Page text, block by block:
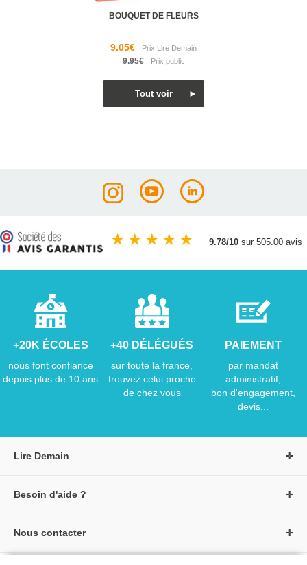
BOUQUET DE FLEURS
9.05€
9.95€
★ ★ ★ ★ ★ 9.78/10 sur 505.00 avis
+20K ÉCOLES
nous font confiance
depuis plus de 10 ans
+40 DÉLÉGUÉS
sur toute la france,
trouvez celui proche
de chez vous
PAIEMENT
par mandat
administratif,
bon d'engagement,
devis...
Lire Demain
Créer un compte
Besoin d'aide ?
Nous contacter
Formulaire de contact